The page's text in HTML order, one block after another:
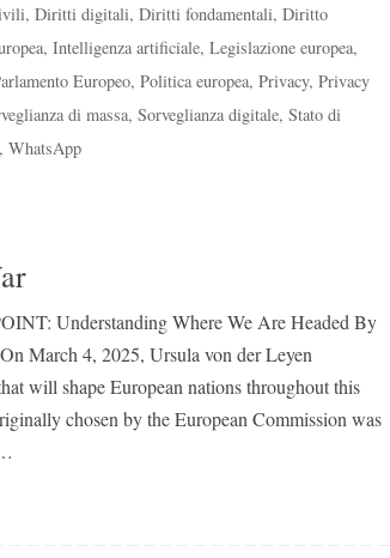
, Diritti digitali, Diritti fondamentali, Diritto
, Intelligenza artificiale, Legislazione europea,
Europeo, Politica europea, Privacy, Privacy
di massa, Sorveglianza digitale, Stato di
, WhatsApp
Understanding Where We Are Headed By
March 4, 2025, Ursula von der Leyen
will shape European nations throughout this
chosen by the European Commission was